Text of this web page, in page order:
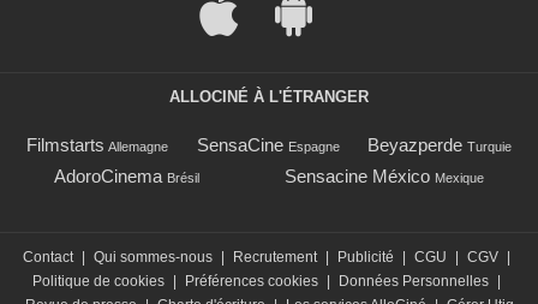
ALLOCINÉ À L'ÉTRANGER
Filmstarts Allemagne SensaCine Espagne Beyazperde Turquie
AdoroCinema Brésil Sensacine México Mexique
Contact | Qui sommes-nous | Recrutement | Publicité | CGU | CGV |
Politique de cookies | Préférences cookies | Données Personnelles |